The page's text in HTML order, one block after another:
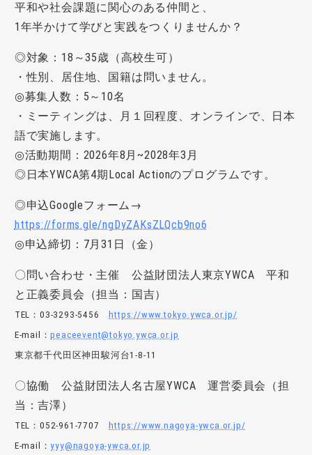
平和や社会課題に関心のある仲間と、
1年半かけて学びと実践をつくりませんか？
◎対象：18～35歳（高校生可）
・性別、居住地、国籍は問いません。
◎募集人数：5～10名
・ミーティングは、月１回程度、オンラインで、日本
語で実施します。
◎活動期間：2026年8月~2028年3月
◎日本YWCA第4期Local Actionのプログラムです。
◎申込Googleフォーム→
https://forms.gle/ngDyZAKsZLQcb9no6
◎申込締切：7月31日（金）
〇問い合わせ・主催 公益財団法人東京YWCA 平和
と正義委員会（担当：国吉）
TEL：03-3293-5456
https://www.tokyo.ywca.or.jp/
E-mail：peaceevent@tokyo.ywca.or.jp
東京都千代田区神田駿河台1-8-11
〇協働 公益財団法人名古屋YWCA 運営委員会（担
当：吉澤）
TEL：052-961-7707
https://www.nagoya-ywca.or.jp/
E-mail：yyy@nagoya-ywca.or.jp